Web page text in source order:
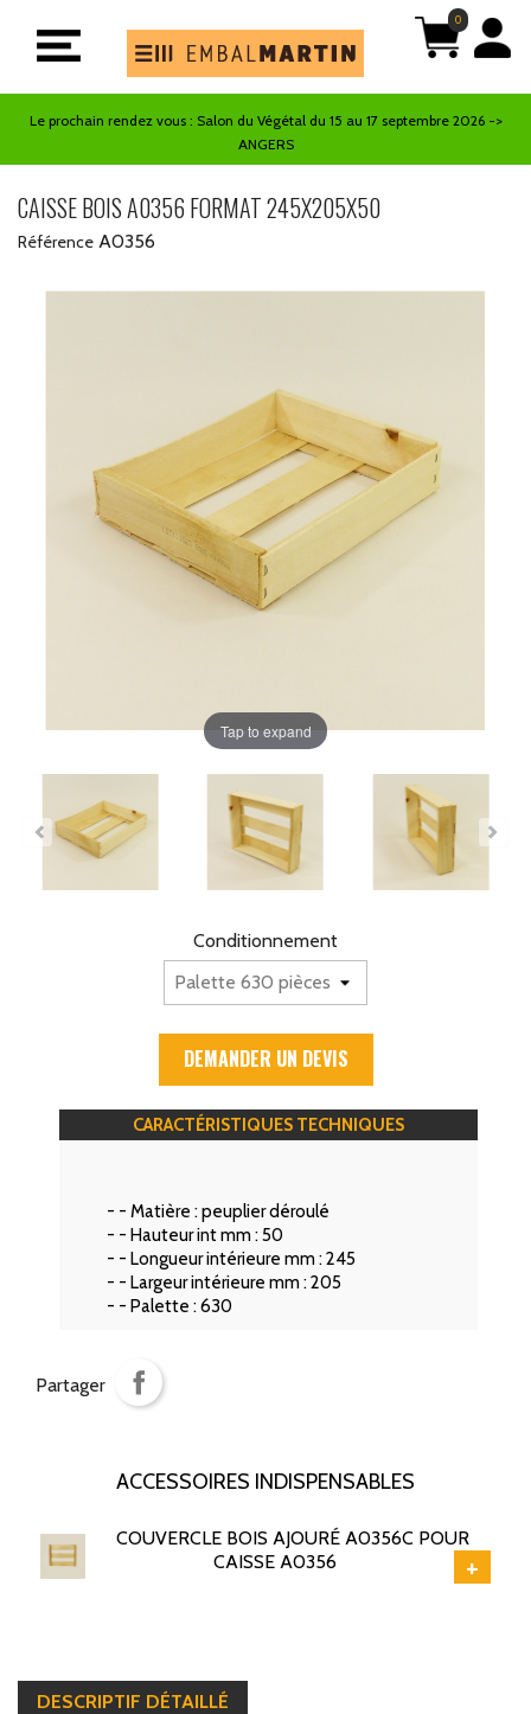
0
Le prochain rendez vous : Salon du Végétal du 15 au 17 septembre 2026 ->
ANGERS
CAISSE BOIS A0356 FORMAT 245X205X50
Référence A0356
Tap to expand
Conditionnement
DEMANDER UN DEVIS
CARACTÉRISTIQUES TECHNIQUES
- - Matière :peuplier déroulé
- - Hauteur int mm :50
- - Longueur intérieure mm :245
- - Largeur intérieure mm :205
- - Palette :630
Partager
ACCESSOIRES INDISPENSABLES
COUVERCLE BOIS AJOURÉ A0356C POUR
CAISSE A0356
+
DESCRIPTIF DÉTAILLÉ